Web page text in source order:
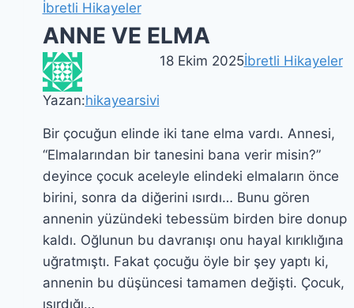
İbretli Hikayeler
ANNE VE ELMA
Yazan:hikayearsivi
18 Ekim 2025İbretli Hikayeler
Bir çocuğun elinde iki tane elma vardı. Annesi,
“Elmalarından bir tanesini bana verir misin?”
deyince çocuk aceleyle elindeki elmaların önce
birini, sonra da diğerini ısırdı… Bunu gören
annenin yüzündeki tebessüm birden bire donup
kaldı. Oğlunun bu davranışı onu hayal kırıklığına
uğratmıştı. Fakat çocuğu öyle bir şey yaptı ki,
annenin bu düşüncesi tamamen değişti. Çocuk,
ısırdığı…